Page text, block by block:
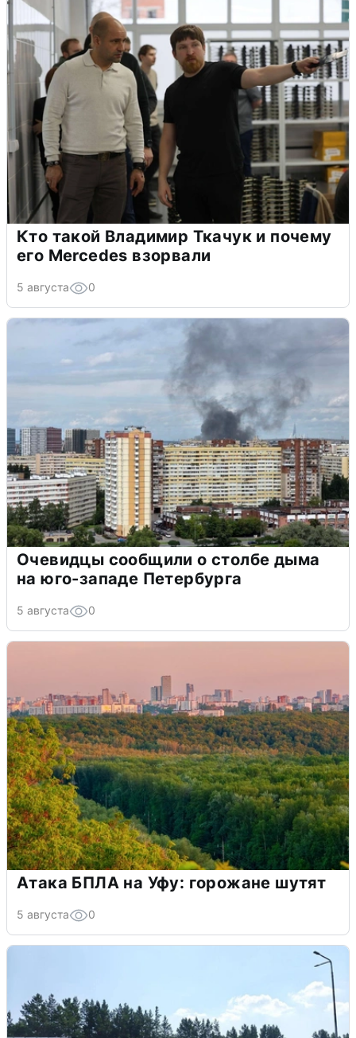
Кто такой Владимир Ткачук и почему
его Mercedes взорвали
5 августа 0
Очевидцы сообщили о столбе дыма
на юго-западе Петербурга
5 августа 0
Атака БПЛА на Уфу: горожане шутят
5 августа 0